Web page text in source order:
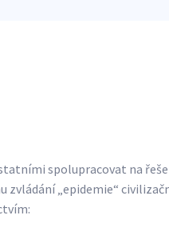
spolupracovat na
zvládání „epidemie“